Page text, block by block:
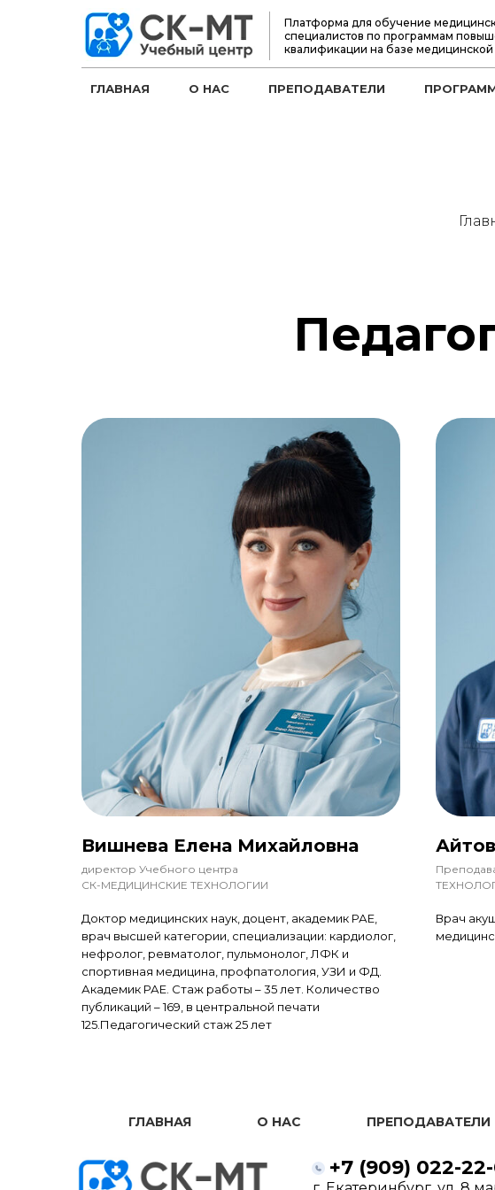
Платформа для обучение
специалистов по программам
квалификации на базе медицинской
ГЛАВНАЯ О НАС ПРЕПОДАВАТЕЛИ
Вишнева Елена Михайловна
директор Учебного центра
СК-МЕДИЦИНСКИЕ ТЕХНОЛОГИИ
Доктор медицинских наук, доцент, академик РАЕ,
врач высшей категории, специализации: кардиолог,
нефролог, ревматолог, пульмонолог, ЛФК и
спортивная медицина, профпатология, УЗИ и ФД.
Академик РАЕ. Стаж работы – 35 лет. Количество
публикаций – 169, в центральной печати
125.Педагогический стаж 25 лет
Врач
ГЛАВНАЯ О НАС ПРЕПОДАВАТЕЛИ
+7 (909) 022-